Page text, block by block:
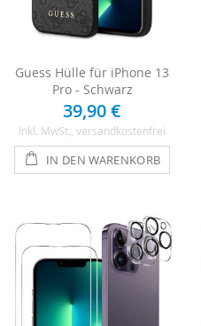
Guess Hülle für iPhone 13
Pro - Schwarz
39,90 €
Inkl. MwSt., versandkostenfrei
IN DEN WARENKORB